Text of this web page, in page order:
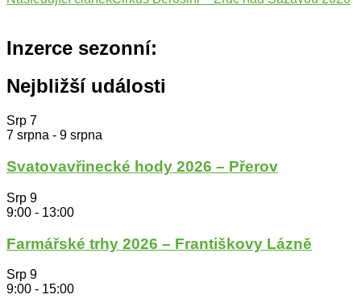
příspěvku
Inzerce sezonní:
Nejbližší události
Srp 7
7 srpna - 9 srpna
Svatovavřinecké hody 2026 – Přerov
Srp 9
9:00 - 13:00
Farmářské trhy 2026 – Františkovy Lázně
Srp 9
9:00 - 15:00